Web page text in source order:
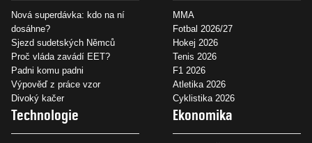
Nová superdávka: kdo na ní
dosáhne?
Sjezd sudetských Němců
Proč vláda zavádí EET?
Padni komu padni
Výpověď z práce vzor
Divoký kačer
MMA
Fotbal 2026/27
Hokej 2026
Tenis 2026
F1 2026
Atletika 2026
Cyklistika 2026
Technologie Ekonomika